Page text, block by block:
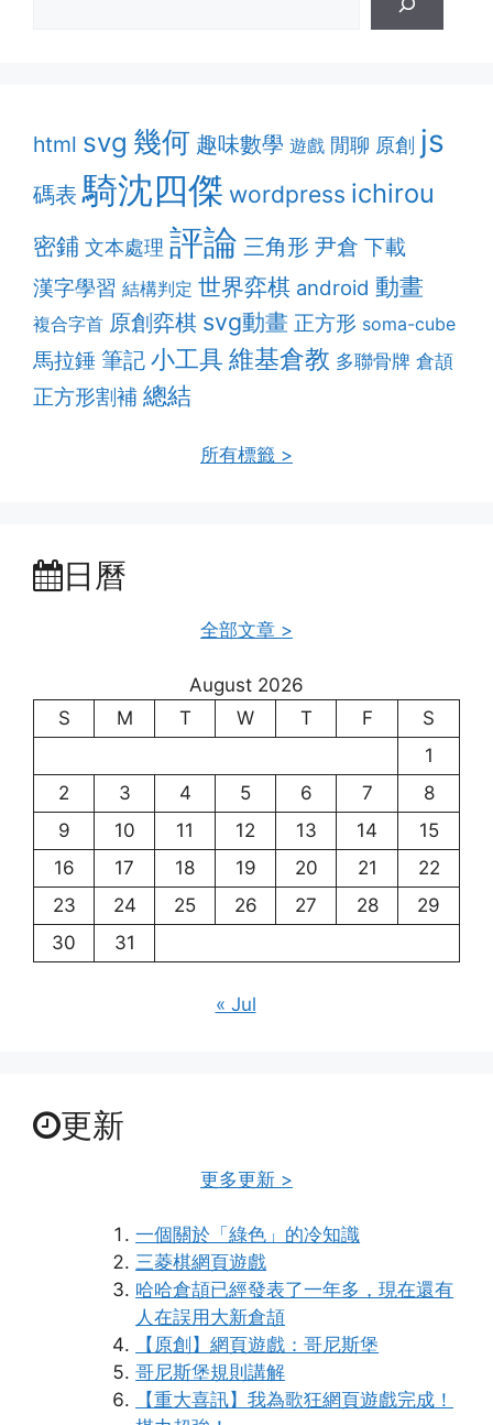
html svg 幾何 趣味數學 遊戲 閒聊 原創 js
碼表 騎沈四傑 wordpress ichirou
密鋪 文本處理 評論 三角形 尹倉 下載
漢字學習 結構判定 世界弈棋 android 動畫
複合字首 原創弈棋 svg動畫 正方形 soma-cube
馬拉錘 筆記 小工具 維基倉教 多聯骨牌 倉頡
正方形割補 總結
所有標籤 >
日曆
全部文章 >
August 2026
S
M T W T F
S
1
2
3 4 5 6 7
8
9
10 11 12 13 14
15
16
17 18 19 20 21
22
23
24 25 26 27 28
29
30
31
« Jul
更新
更多更新 >
一個關於「綠色」的冷知識
三菱棋網頁遊戲
哈哈倉頡已經發表了一年多，現在還有
人在誤用大新倉頡
【原創】網頁遊戲：哥尼斯堡
哥尼斯堡規則講解
【重大喜訊】我為歌狂網頁遊戲完成！